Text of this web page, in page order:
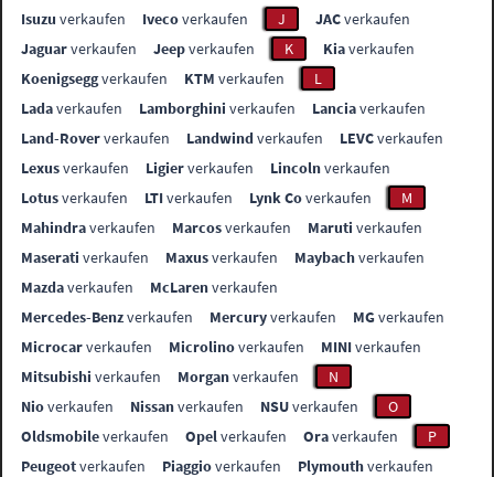
Isuzu verkaufen Ivecoverkaufen J JACverkaufen
Jaguarverkaufen Jeepverkaufen K Kiaverkaufen
Koenigseggverkaufen KTM verkaufen
L
Ladaverkaufen Lamborghini verkaufen Lanciaverkaufen
Land-Roververkaufen Landwindverkaufen LEVCverkaufen
Lexusverkaufen Ligierverkaufen Lincolnverkaufen
Lotusverkaufen LTIverkaufen Lynk Coverkaufen
M
Mahindraverkaufen Marcosverkaufen Maruti verkaufen
Maserati verkaufen Maxusverkaufen Maybachverkaufen
Mazdaverkaufen McLarenverkaufen
Mercedes-Benzverkaufen Mercuryverkaufen MGverkaufen
Microcarverkaufen Microlinoverkaufen MINIverkaufen
Mitsubishi verkaufen Morganverkaufen
N
Nioverkaufen Nissanverkaufen NSUverkaufen
O
Oldsmobileverkaufen Opelverkaufen Oraverkaufen
P
Peugeotverkaufen Piaggioverkaufen Plymouthverkaufen